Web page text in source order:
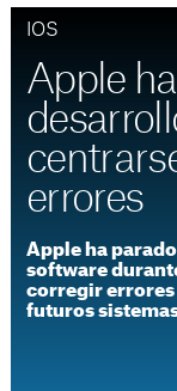
IOS
Apple
errores
Apple ha
software
corregir errores
futuros